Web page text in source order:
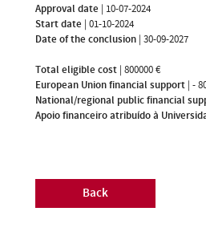
Approval date | 10-07-2024
Start date | 01-10-2024
Date of the conclusion | 30-09-2027
Total eligible cost | 800000 €
European Union financial support | -
National/regional public financial
Apoio financeiro atribuído à
Back